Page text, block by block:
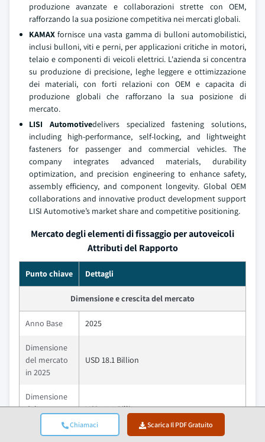
Chiamaci Scarica Il PDF Gratuito
produzione avanzate e collaborazioni strette con OEM,
rafforzando la sua posizione competitiva nei mercati globali.
KAMAX fornisce una vasta gamma di bulloni automobilistici,
inclusi bulloni, viti e perni, per applicazioni critiche in motori,
telaio e componenti di veicoli elettrici. L'azienda si concentra
su produzione di precisione, leghe leggere e ottimizzazione
dei materiali, con forti relazioni con OEM e capacita di
produzione globali che rafforzano la sua posizione di
mercato.
LISI Automotivedelivers specialized fastening solutions,
including high-performance, self-locking, and lightweight
fasteners for passenger and commercial vehicles. The
company integrates advanced materials, durability
optimization, and precision engineering to enhance safety,
assembly efficiency, and component longevity. Global OEM
collaborations and innovative product development support
LISI Automotive’s market share and competitive positioning.
Mercato degli elementi di fissaggio per autoveicoli
Attributi del Rapporto
Punto chiave Dettagli
Dimensione e crescita del mercato
Anno Base 2025
Dimensione
del mercato
in 2025
USD 18.1 Billion
Dimensione
del mercato
USD 18.9 Billion